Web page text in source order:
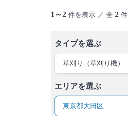
1～2 件を表示 ／ 全 2 件
タイプを選ぶ
草刈り（草刈り機）
エリアを選ぶ
東京都大田区